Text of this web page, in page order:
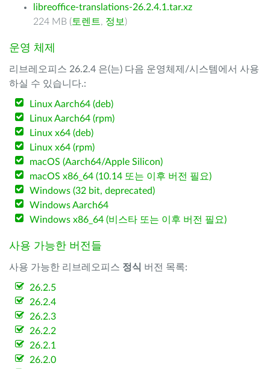
libreoffice-translations-26.2.4.1.tar.xz
224 MB ( 토렌트, 정보 )
운영 체제
리브레오피스 26.2.4 은(는) 다음 운영체제/시스템에서 사용
하실 수 있습니다.:
Linux Aarch64 (deb)
Linux Aarch64 (rpm)
Linux x64 (deb)
Linux x64 (rpm)
macOS (Aarch64/Apple Silicon)
macOS x86_64 (10.14 또는 이후 버전 필요)
Windows (32 bit, deprecated)
Windows Aarch64
Windows x86_64 (비스타 또는 이후 버전 필요)
사용 가능한 버전들
사용 가능한 리브레오피스 정식 버전 목록:
26.2.5
26.2.4
26.2.3
26.2.2
26.2.1
26.2.0